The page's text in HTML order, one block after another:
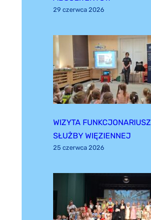
29 czerwca 2026
WIZYTA
SŁUŻBY WIĘZIENNEJ
25 czerwca 2026